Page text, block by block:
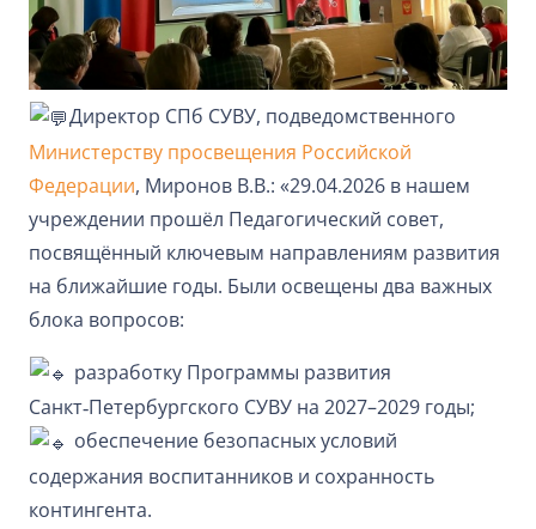
Директор СПб СУВУ, подведомственного
Министерству просвещения Российской
Федерации, Миронов В.В.: «29.04.2026 в нашем
учреждении прошёл Педагогический совет,
посвящённый ключевым направлениям развития
на ближайшие годы. Были освещены два важных
блока вопросов:
разработку Программы развития
Санкт‑Петербургского СУВУ на 2027–2029 годы;
обеспечение безопасных условий
содержания воспитанников и сохранность
контингента.